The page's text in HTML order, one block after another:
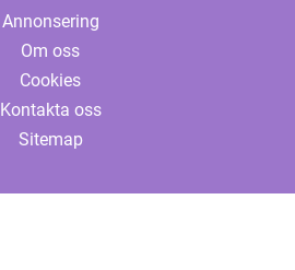
Annonsering
Om oss
Cookies
Kontakta oss
Sitemap